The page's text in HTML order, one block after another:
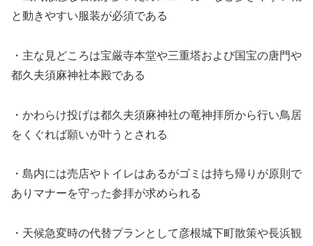
と動きやすい服装が必須である
・主な見どころは宝厳寺本堂や三重塔および国宝の唐門や
都久夫須麻神社本殿である
・かわらけ投げは都久夫須麻神社の竜神拝所から行い鳥居
をくぐれば願いが叶うとされる
・島内には売店やトイレはあるがゴミは持ち帰りが原則で
ありマナーを守った参拝が求められる
・天候急変時の代替プランとして彦根城下町散策や長浜観